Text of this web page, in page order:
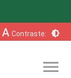
A Contraste: brightness_6
menu